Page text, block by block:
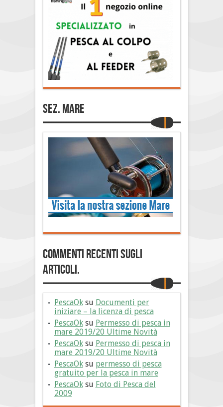
Sez. Mare
Commenti Recenti sugli
articoli.
PescaOksu Documenti per
iniziare – la licenza di pesca
PescaOksu Permesso di pesca in
mare 2019/20 Ultime Novità
PescaOksu Permesso di pesca in
mare 2019/20 Ultime Novità
PescaOksu permesso di pesca
gratuito per la pesca in mare
PescaOksu Foto di Pesca del
2009